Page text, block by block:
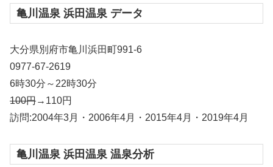
亀川温泉 浜田温泉 データ
大分県別府市亀川浜田町991-6
0977-67-2619
6時30分～22時30分
100円→110円
訪問:2004年3月・2006年4月・2015年4月・2019年4月
亀川温泉 浜田温泉 温泉分析